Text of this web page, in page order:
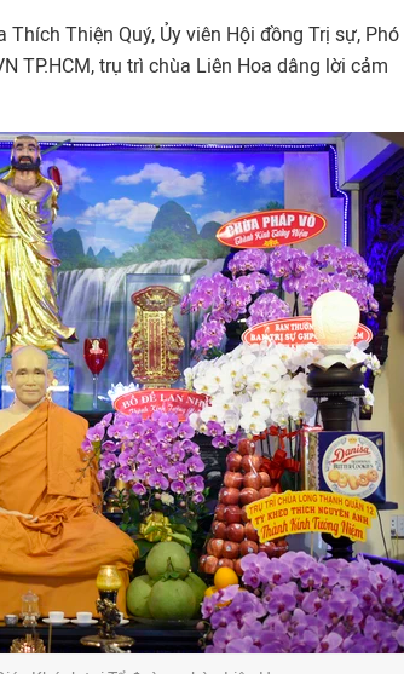
Thiện Quý, Ủy viên Hội đồng Trị sự, Phó
TP.HCM, trụ trì chùa Liên Hoa dâng lời cảm